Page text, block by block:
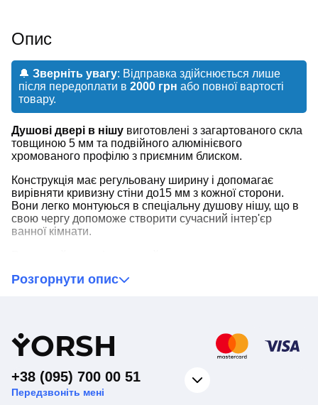
Опис
🔔 Зверніть увагу: Відправка здійснюється лише
після передоплати в 2000 грн або повної вартості
товару.
Душові двері в нішу виготовлені з загартованого скла
товщиною 5 мм та подвійного алюмінієвого
хромованого профілю з приємним блиском.
Конструкція має регульовану ширину і допомагає
вирівняти кривизну стіни до15 мм з кожної сторони.
Вони легко монтуюься в спеціальну душову нішу, що в
свою чергу допоможе створити сучасний інтер'єр
ванної кімнати.
зонування у ванній кімнаті.
закриття забезпечується силіконовими магнітними
ущільнювачами на краях дверей
Розгорнути опис
YORSH
+38 (095) 700 00 51
Передзвоніть мені